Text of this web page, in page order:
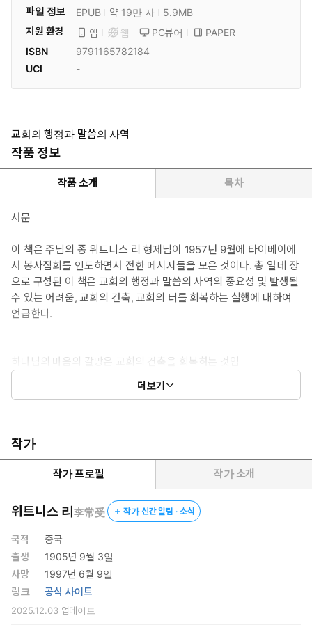
파일 정보
EPUB 약 19만 자
5.9MB
지원 환경
앱 웹 PC뷰어
PAPER
ISBN
9791165782184
UCI
-
교회의 행정과 말씀의 사역
작품 정보
작품 소개 목차
서문
이 책은 주님의 종 위트니스 리 형제님이 1957년 9월에 타이베이에
서 봉사집회를 인도하면서 전한 메시지들을 모은 것이다. 총 열네 장
으로 구성된 이 책은 교회의 행정과 말씀의 사역의 중요성 및 발생될
수 있는 어려움, 교회의 건축, 교회의 터를 회복하는 실행에 대하여
언급한다.
하나님의 마음의 갈망은 교회의 건축을 회복하는 것임
이 메시지에서 우리는 교회 건축에 관하여 교통할 것이다. 지난 이천
하셨는데, 이렇게 회복된 많은 항목이 하나님의 자녀들의 관심을 끌
었다. 하지만 하나님의 더욱 전진된 회복을 위한 여지는 그들 속에
남아 있지 않았다. 솔직하게 말한다면 ‘건축’에 관한 일에서 회복은
거의 아무런 전진이 없었다고 할 수 있다. 최근 몇 년 동안 비로소 하
나님은 사람들의 주의를 건축의 문제로 돌리실 수 있었다.
오랜 기간 동안 기독교 서적들에서 우리는 건축과 관련된 제목을 찾
기가 쉽지 않았다. 많은 이들의 관심은 ‘온전하게 함’에 있었고 소수
의 사람들만 ‘건축’에 대하여 언급하였다. 그러므로 영어 성경을 번
역할 때 ‘건축’으로 번역되어야 할 것들이 ‘온전하게 함’으로 더 많이
번역된 많은 부분이 사실은 ‘건축’으로 번역되어야 한다.
더보기
작가
작가 프로필 작가 소개
위트니스 리李常受 작가 신간 알림 · 소식
국적
중국
출생
1905년 9월 3일
사망
1997년 6월 9일
링크
공식 사이트
2025.12.03업데이트